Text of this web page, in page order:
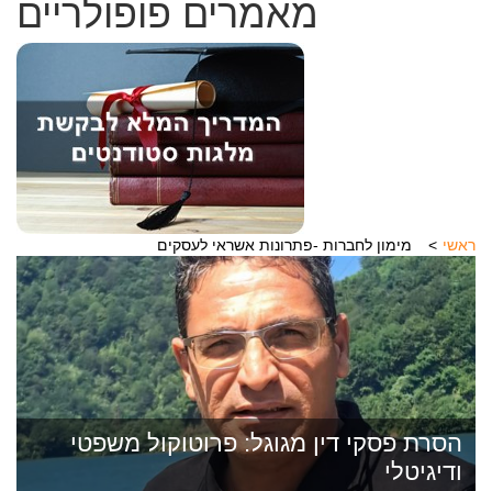
ראשי מימון לחברות -פתרונות אשראי לעסקים
הסרת פסקי דין מגוגל: פרוטוקול משפטי
ודיגיטלי